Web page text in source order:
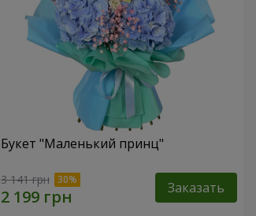
Букет "Маленький принц"
3 141 грн Заказать